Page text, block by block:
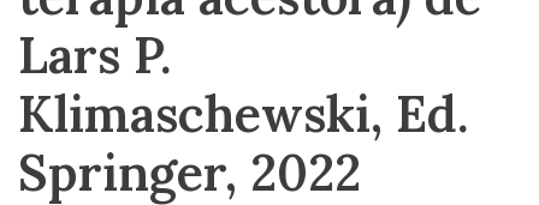
Lars P.
Klimaschewski, Ed.
Springer, 2022